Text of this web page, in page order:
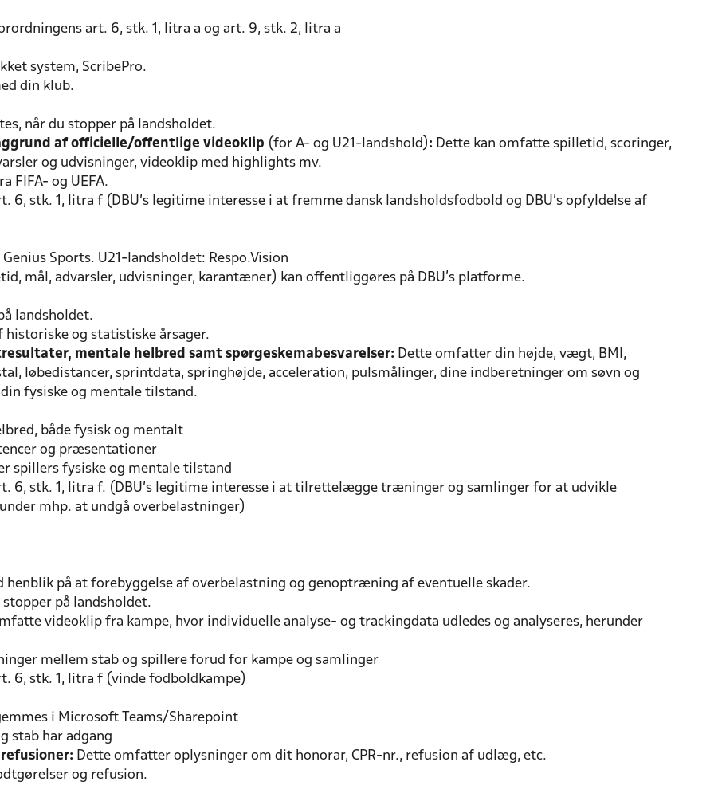
art. 6, stk. 1, litra a og art. 9, stk. 2, litra a
system, ScribePro.
din klub.
når du stopper på landsholdet.
af officielle/offentlige videoklip (for A- og U21-landshold): Dette kan omfatte spilletid, scoringer,
og udvisninger, videoklip med highlights mv.
FIFA- og UEFA.
6, stk. 1, litra f (DBU’s legitime interesse i at fremme dansk landsholdsfodbold og DBU’s opfyldelse af
Sports. U21-landsholdet: Respo.Vision
mål, advarsler, udvisninger, karantæner) kan offentliggøres på DBU’s platforme.
landsholdet.
og statistiske årsager.
mentale helbred samt spørgeskemabesvarelser: Dette omfatter din højde, vægt, BMI,
løbedistancer, sprintdata, springhøjde, acceleration, pulsmålinger, dine indberetninger om søvn og
fysiske og mentale tilstand.
både fysisk og mentalt
og præsentationer
fysiske og mentale tilstand
6, stk. 1, litra f. (DBU’s legitime interesse i at tilrettelægge træninger og samlinger for at udvikle
mhp. at undgå overbelastninger)
på at forebyggelse af overbelastning og genoptræning af eventuelle skader.
på landsholdet.
videoklip fra kampe, hvor individuelle analyse- og trackingdata udledes og analyseres, herunder
mellem stab og spillere forud for kampe og samlinger
6, stk. 1, litra f (vinde fodboldkampe)
i Microsoft Teams/Sharepoint
stab har adgang
Dette omfatter oplysninger om dit honorar, CPR-nr., refusion af udlæg, etc.
og refusion.